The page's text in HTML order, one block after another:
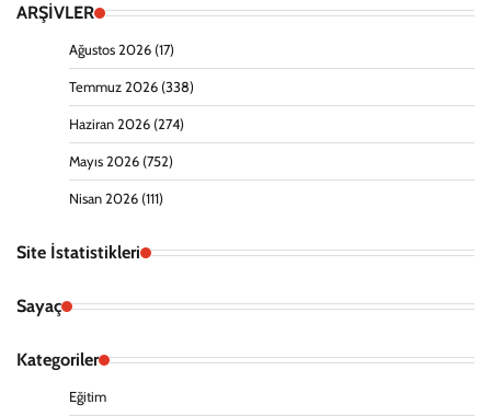
ARŞİVLER
Ağustos 2026 (17)
Temmuz 2026 (338)
Haziran 2026 (274)
Mayıs 2026 (752)
Nisan 2026 (111)
Site İstatistikleri
Sayaç
Kategoriler
Eğitim